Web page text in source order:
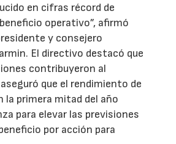
en cifras récord de
operativo”, afirmó
y consejero
El directivo destacó que
contribuyeron al
que el rendimiento de
la primera mitad del año
para elevar las previsiones
por acción para